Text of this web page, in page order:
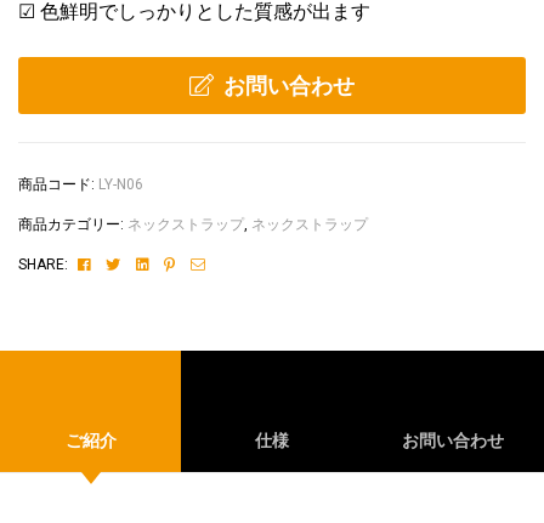
☑ 色鮮明でしっかりとした質感が出ます
お問い合わせ
商品コード: LY-N06
商品カテゴリー: ネックストラップ ネックストラップ
SHARE: FacebookTwitterLinkedinPinterest
Email
ご紹介 仕様 お問い合わせ